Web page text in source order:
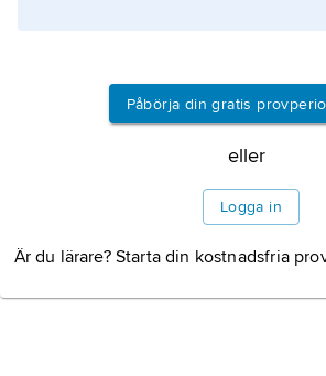
Påbörja din gratis
eller
Logga in
Är du lärare? Starta din kostnadsfria